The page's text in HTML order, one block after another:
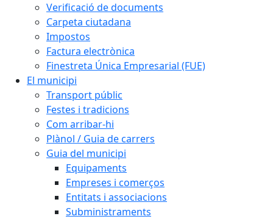
Verificació de documents
Carpeta ciutadana
Impostos
Factura electrònica
Finestreta Única Empresarial (FUE)
El municipi
Transport públic
Festes i tradicions
Com arribar-hi
Plànol / Guia de carrers
Guia del municipi
Equipaments
Empreses i comerços
Entitats i associacions
Subministraments